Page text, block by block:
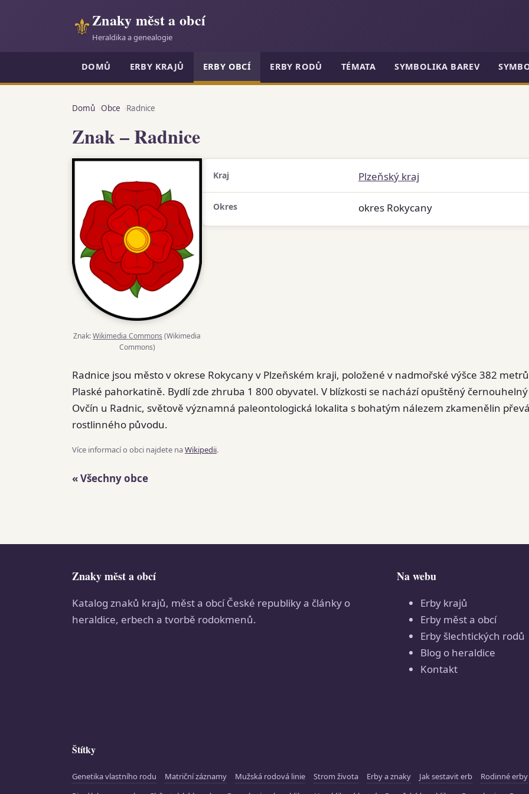
⚜Znaky měst a obcí
Heraldika a genealogie
DOMŮ ERBY KRAJŮ ERBY OBCÍ ERBY RODŮ TÉMATA SYMBOLIKA BAREV
Domů Obce Radnice
Znak – Radnice
Znak:Wikimedia Commons (Wikimedia
Commons)
Kraj Plzeňský kraj
Okres okres Rokycany
Radnice jsou město v okrese Rokycany v Plzeňském kraji, položené v nadmořské výšce 382
Plaské pahorkatině. Bydlí zde zhruba 1 800 obyvatel. V blízkosti se nachází opuštěný
Ovčín u Radnic, světově významná paleontologická lokalita s bohatým nálezem zkamenělin
rostlinného původu.
Více informací o obci najdete naWikipedii.
« Všechny obce
Znaky měst a obcí
Katalog znaků krajů, měst a obcí České republiky a články o
heraldice, erbech a tvorbě rodokmenů.
Na webu
Erby krajů
Erby měst a obcí
Erby šlechtických rodů
Blog o heraldice
Kontakt
Štítky
Genetika vlastního rodu Matriční záznamy Mužská rodová linie Strom života Erby a znaky Jak sestavit erb Rodinné erby